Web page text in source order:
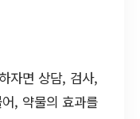
자면 상담, 검사,
, 약물의 효과를